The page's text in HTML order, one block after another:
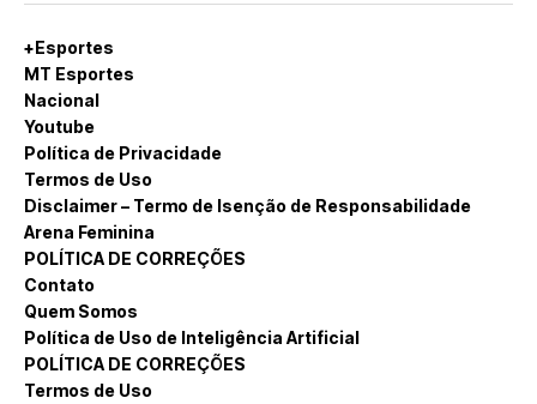
+Esportes
MT Esportes
Nacional
Youtube
Política de Privacidade
Termos de Uso
Disclaimer – Termo de Isenção de Responsabilidade
Arena Feminina
POLÍTICA DE CORREÇÕES
Contato
Quem Somos
Política de Uso de Inteligência Artificial
POLÍTICA DE CORREÇÕES
Termos de Uso